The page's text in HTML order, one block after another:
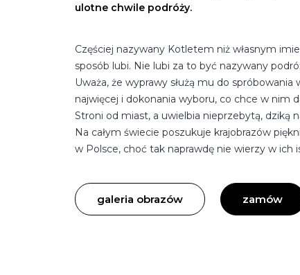
ulotne chwile podróży.
Częściej nazywany Kotletem niż własnym
sposób lubi. Nie lubi za to być nazywany
Uważa, że wyprawy służą mu do spróbowania
najwięcej i dokonania wyboru, co chce w nim
Stroni od miast, a uwielbia nieprzebytą, dziką
Na całym świecie poszukuje krajobrazów
w Polsce, choć tak naprawdę nie wierzy w ich
galeria obrazów zamów